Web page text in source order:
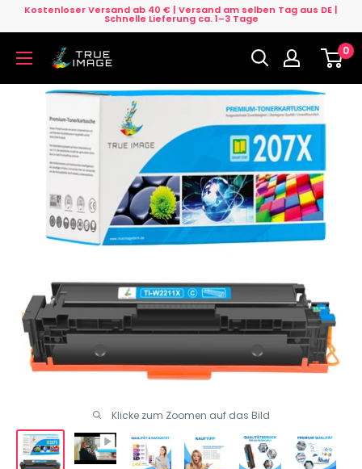
Direkt
zum
Inhalt
Kostenloser Versand ab 40 € | Versand am selben Tag aus DE |
Schnelle Lieferung ca. 1–3 Tage
True
DE
0
Klicke zum Zoomen auf das Bild